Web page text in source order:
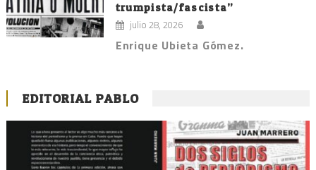
trumpista/fascista”
julio 28, 2026
Enrique Ubieta Gómez.
EDITORIAL PABLO